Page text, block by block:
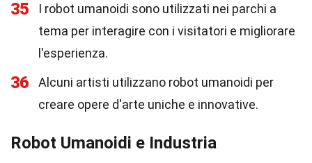
35
I robot umanoidi sono utilizzati nei parchi a
tema per interagire con i visitatori e migliorare
l'esperienza.
36
Alcuni artisti utilizzano robot umanoidi per
creare opere d'arte uniche e innovative.
Robot Umanoidi e Industria